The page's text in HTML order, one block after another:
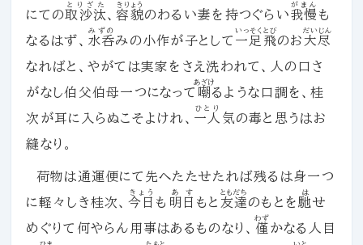
にての取沙汰
とりざた
、容貌
きりょう
のわるい妻を持つぐらい我慢
がまん
も
なるはず、 水呑
みずの
みの小作が子として 一足飛
いっそくとび
のお大尽
だいじん
なればと、やがては実家をさえ洗われて、人の口さ
がなし伯父伯母一つになって 嘲
あざけ
るような口調を、桂
次が耳に入らぬこそよけれ、 一人
ひとり
気の毒と思うはお
縫なり。
荷物は通運便にて先へたたせたれば残るは身一つ
に軽々しき桂次、 今日
きょう
も 明日
あす
もと 友達
ともだち
のもとを馳
は
せ
めぐりて何やらん用事はあるものなり、 僅
わず
かなる人目